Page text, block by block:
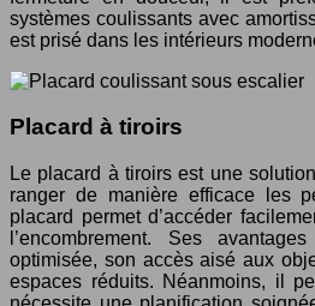
systèmes coulissants avec
est prisé dans les intérieurs
Placard à tiroirs
Le placard à tiroirs est une
ranger de manière efficace les
placard permet d’accéder
l’encombrement. Ses
optimisée, son accès aisé aux
espaces réduits. Néanmoins, il